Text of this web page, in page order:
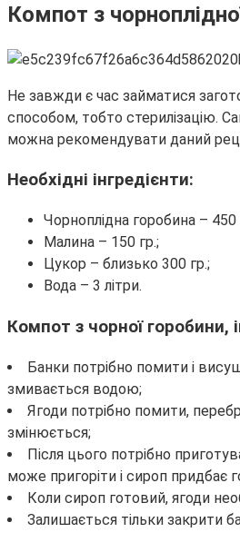
Компот з
Не завжди є час займатися
способом, тобто стерилізацію.
можна рекомендувати даний
Необхідні інгредієнти:
Чорноплідна горобина – 450
Малина – 150 гр.;
Цукор – близько 300 гр.;
Вода – 3 літри.
Компот з чорної горобини,
Банки потрібно помити і
змивається водою;
Ягоди потрібно помити,
змінюється;
Після цього потрібно
може пригоріти і сироп придбає
Коли сироп готовий, ягоди
Залишається тільки закрити